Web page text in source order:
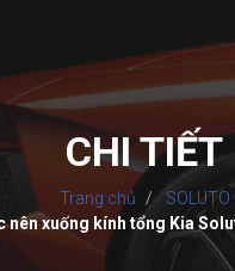
CHI TIẾT
Trang chủ
SOLUTO
nên xuống kính tổng Kia